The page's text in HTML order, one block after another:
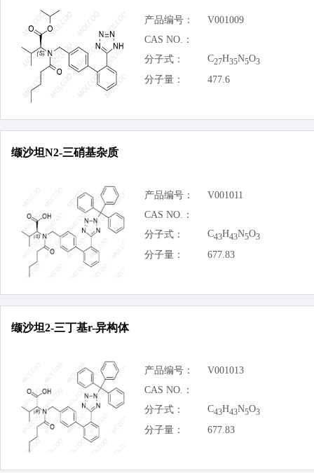
产品编号：
V001009
CAS NO.：
分子式：
C27H35N5O3
分子量： 477.6
缬沙坦N2-三硝基杂质
产品编号：
V001011
CAS NO.：
分子式：
C43H43N5O3
分子量： 677.83
缬沙坦2-三丁基r-异构体
产品编号：
V001013
CAS NO.：
分子式：
C43H43N5O3
分子量： 677.83